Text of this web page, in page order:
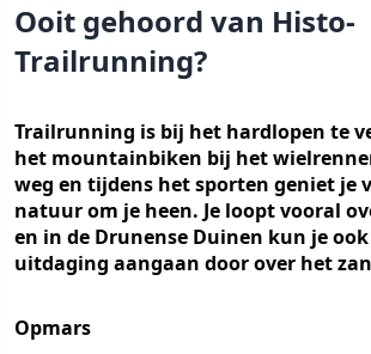
Ooit gehoord van Histo-
Trailrunning?
Trailrunning is bij het hardlopen te
het mountainbiken bij het
weg en tijdens het sporten geniet je
natuur om je heen. Je loopt vooral
en in de Drunense Duinen kun je
uitdaging aangaan door over het
Opmars